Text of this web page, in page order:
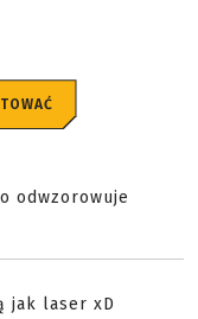
odwzorowuje
jak laser xD